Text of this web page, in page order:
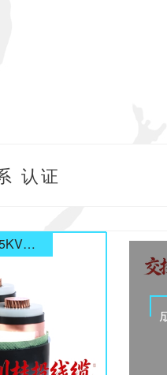
认证
成都电线电缆厂-26/35KV高压电缆